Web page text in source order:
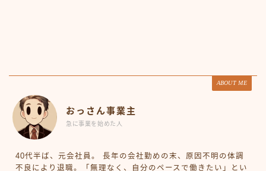
ABOUT ME
おっさん事業主
急に事業を始めた人
40代半ば、元会社員。 長年の会社勤めの末、原因不明の体調
不良により退職。「無理なく、自分のペースで働きたい」とい